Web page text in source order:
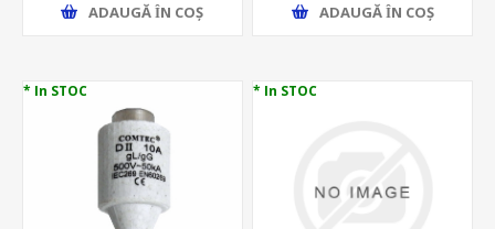
ADAUGĂ ȊN COŞ ADAUGĂ ȊN COŞ
* In STOC * In STOC